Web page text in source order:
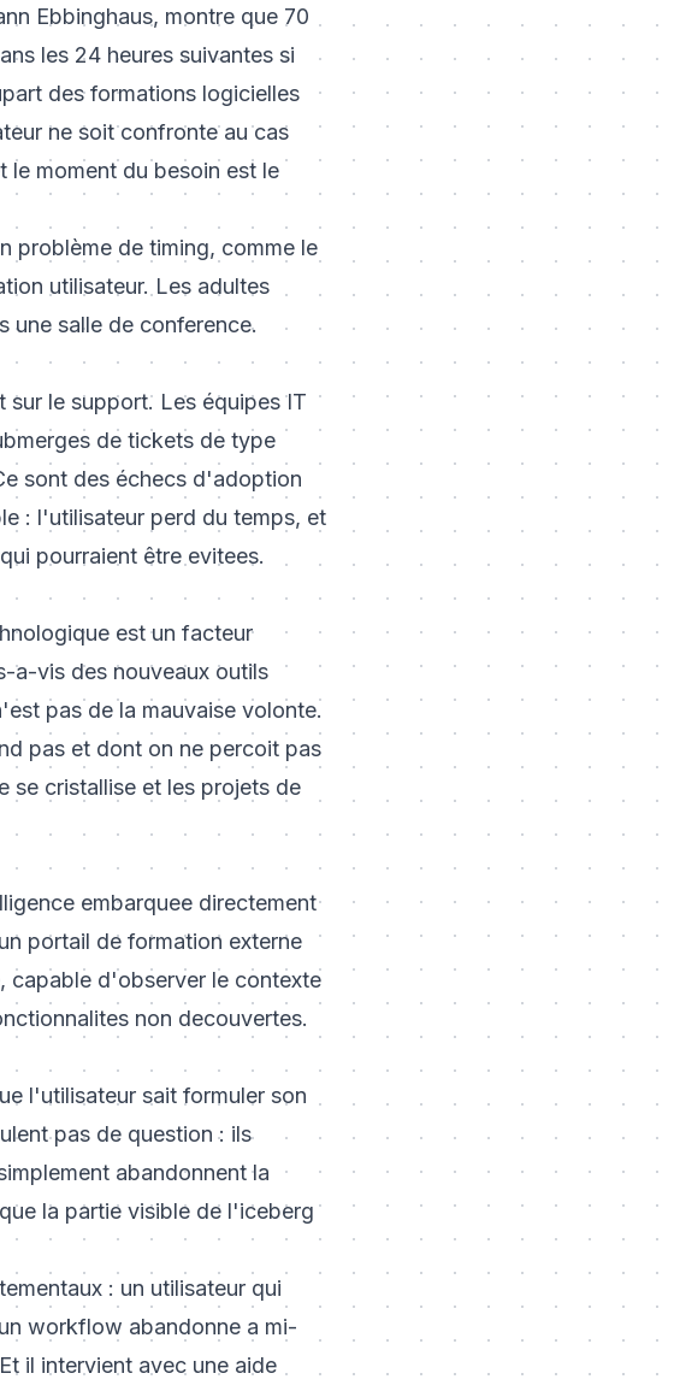
Ebbinghaus, montre que 70
les 24 heures suivantes si
des formations logicielles
ne soit confronte au cas
le moment du besoin est le
problème de timing, comme le
utilisateur. Les adultes
une salle de conference.
sur le support. Les équipes IT
de tickets de type
sont des échecs d'adoption
: l'utilisateur perd du temps, et
pourraient être evitees.
est un facteur
a-vis des nouveaux outils
pas de la mauvaise volonte.
pas et dont on ne percoit pas
se cristallise et les projets de
embarquee directement
portail de formation externe
capable d'observer le contexte
non decouvertes.
l'utilisateur sait formuler son
pas de question : ils
abandonnent la
la partie visible de l'iceberg
: un utilisateur qui
workflow abandonne a mi-
il intervient avec une aide